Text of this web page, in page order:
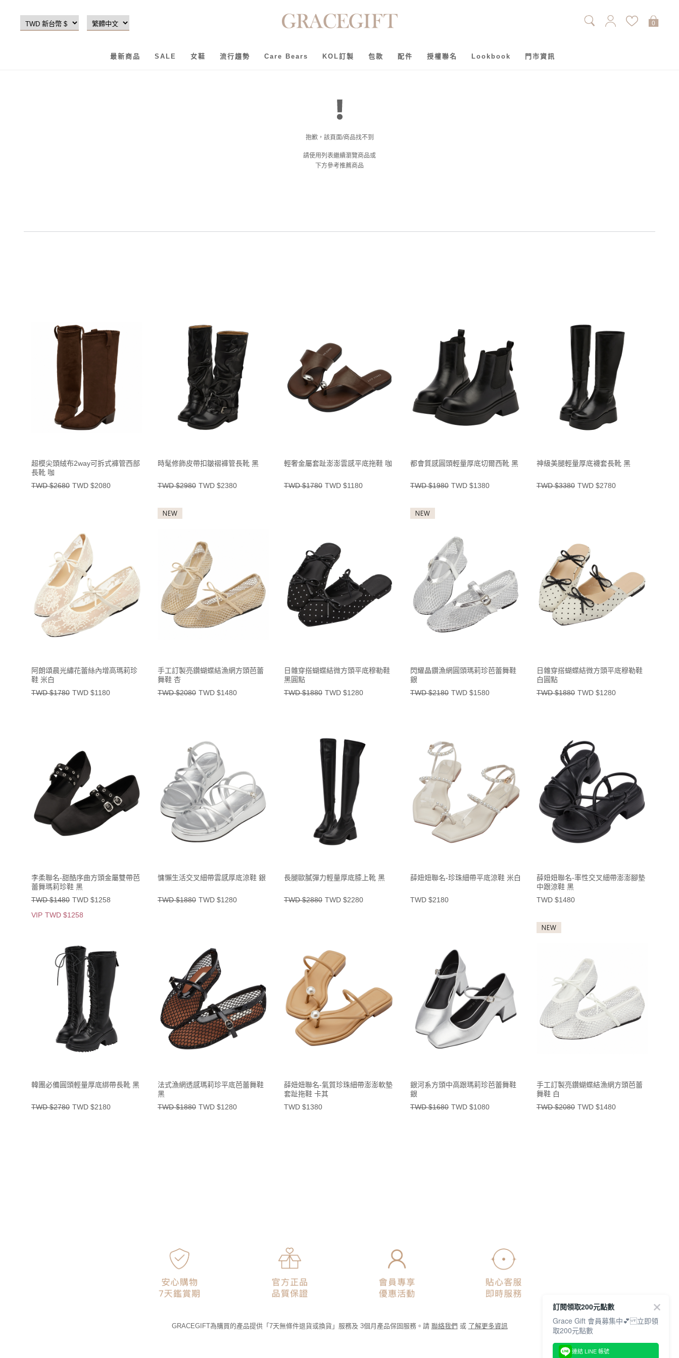
最新商品 SALE 女鞋 流行趨勢 Care Bears KOL訂製 包款 配件 授權聯名 Lookbook 門市資訊
抱歉，該頁面/商品找不到
請使用列表繼續瀏覽商品或
下方參考推薦商品
超模尖頭絨布2way可拆式褲管西部
長靴 咖
TWD $2680 TWD $2080
時髦修飾皮帶扣皺褶褲管長靴 黑
TWD $2980 TWD $2380
輕奢金屬套趾澎澎雲感平底拖鞋 咖
TWD $1780 TWD $1180
都會質感圓頭輕量厚底切爾西靴 黑
TWD $1980 TWD $1380
神級美腿輕量厚底襪套長靴 黑
TWD $3380 TWD $2780
阿朗頌晨光繡花蕾絲內增高瑪莉珍
鞋 米白
TWD $1780 TWD $1180
手工訂製亮鑽蝴蝶結漁網方頭芭蕾
舞鞋 杏
TWD $2080 TWD $1480
日雜穿搭蝴蝶結微方頭平底穆勒鞋
黑圓點
TWD $1880 TWD $1280
閃耀晶鑽漁網圓頭瑪莉珍芭蕾舞鞋
銀
TWD $2180 TWD $1580
日雜穿搭蝴蝶結微方頭平底穆勒鞋
白圓點
TWD $1880 TWD $1280
李柔聯名-甜酷序曲方頭金屬雙帶芭
蕾舞瑪莉珍鞋 黑
TWD $1480 TWD $1258
VIP TWD $1258
慵懶生活交叉細帶雲感厚底涼鞋 銀
TWD $1880 TWD $1280
長腿歐膩彈力輕量厚底膝上靴 黑
TWD $2880 TWD $2280
薛妞妞聯名-珍珠細帶平底涼鞋 米白
TWD $2180
薛妞妞聯名-率性交叉細帶澎澎腳墊
中跟涼鞋 黑
TWD $1480
韓團必備圓頭輕量厚底綁帶長靴 黑
TWD $2780 TWD $2180
法式漁網透感瑪莉珍平底芭蕾舞鞋
黑
TWD $1880 TWD $1280
薛妞妞聯名-氣質珍珠細帶澎澎軟墊
套趾拖鞋 卡其
TWD $1380
銀河系方頭中高跟瑪莉珍芭蕾舞鞋
銀
TWD $1680 TWD $1080
手工訂製亮鑽蝴蝶結漁網方頭芭蕾
舞鞋 白
TWD $2080 TWD $1480
GRACEGIFT為購買的產品提供「7天無條件退貨或換貨」服務及 3個月產品保固服務。請 聯絡我們 或 了解更多資訊
0
訂閱領取200元點數
Grace Gift 會員募集中💕 立即領
取200元點數
連結 LINE 帳號